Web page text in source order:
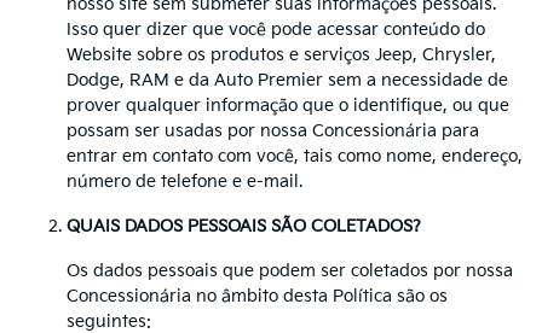
nosso site sem submeter suas informações pessoais.
Isso quer dizer que você pode acessar conteúdo do
Website sobre os produtos e serviços Jeep, Chrysler,
Dodge, RAM e da Auto Premier sem a necessidade de
prover qualquer informação que o identifique, ou que
possam ser usadas por nossa Concessionária para
entrar em contato com você, tais como nome, endereço,
número de telefone e e-mail.
QUAIS DADOS PESSOAIS SÃO COLETADOS?
Os dados pessoais que podem ser coletados por nossa
Concessionária no âmbito desta Política são os
seguintes: